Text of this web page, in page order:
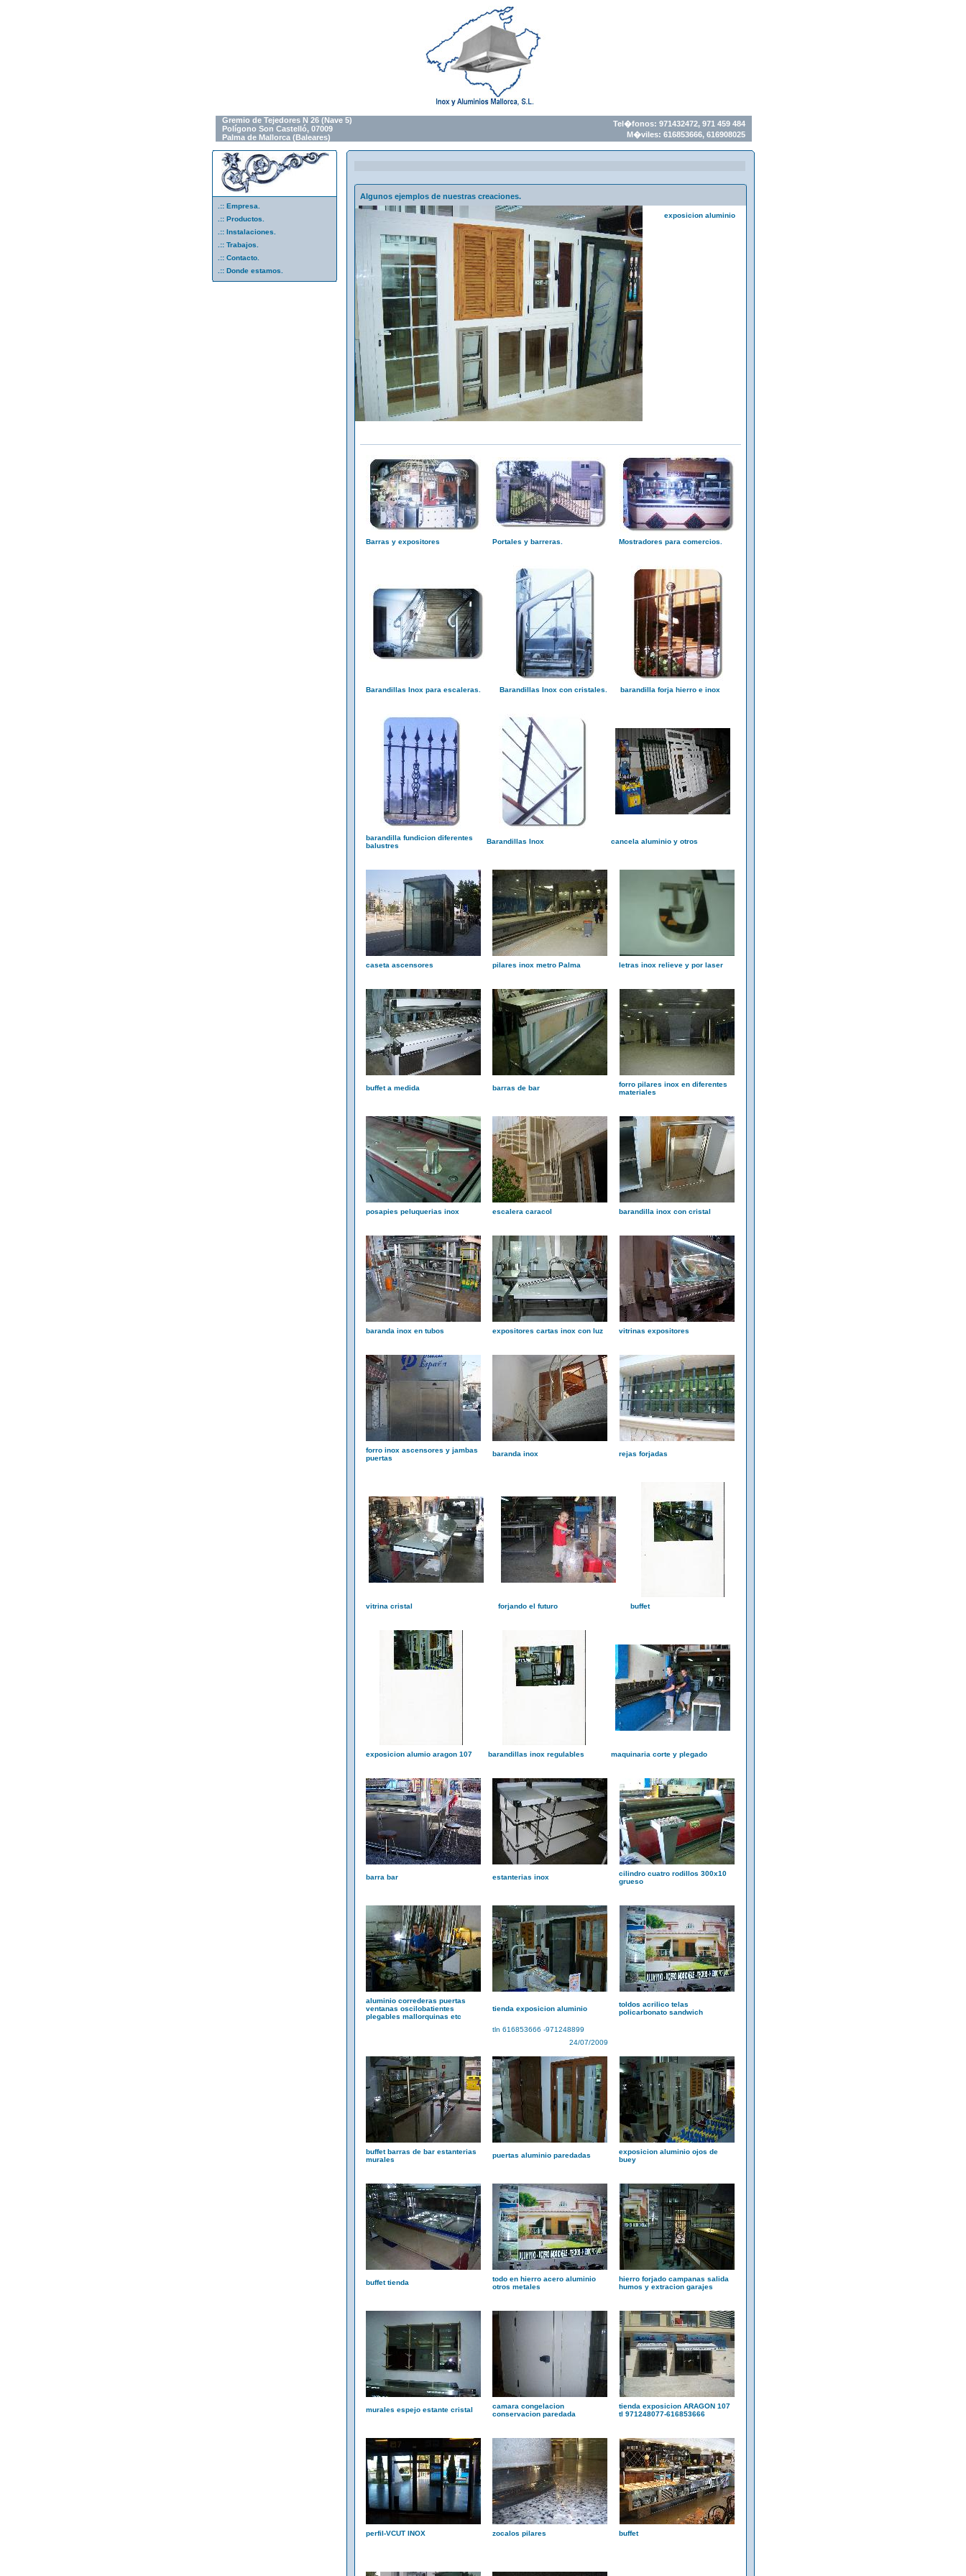
Gremio de Tejedores N 26 (Nave 5)
Polígono Son Castelló, 07009
Palma de Mallorca (Baleares)
Tel�fonos: 971432472, 971 459 484
M�viles: 616853666, 616908025
.::Empresa.
.::Productos.
.::Instalaciones.
.::Trabajos.
.::Contacto.
.::Donde estamos.
Algunos ejemplos de nuestras creaciones.
exposicion aluminio
Barras y expositores Portales y barreras. Mostradores para comercios.
Barandillas Inox para escaleras. Barandillas Inox con cristales. barandilla forja hierro e inox
barandilla fundicion diferentes
balustres
Barandillas Inox cancela aluminio y otros
caseta ascensores pilares inox metro Palma letras inox relieve y por laser
buffet a medida barras de bar
forro pilares inox en diferentes
materiales
posapies peluquerias inox escalera caracol barandilla inox con cristal
baranda inox en tubos expositores cartas inox con luz vitrinas expositores
forro inox ascensores y jambas
puertas
baranda inox rejas forjadas
vitrina cristal forjando el futuro buffet
exposicion alumio aragon 107 barandillas inox regulables maquinaria corte y plegado
barra bar estanterias inox
cilindro cuatro rodillos 300x10
grueso
aluminio correderas puertas
ventanas oscilobatientes
plegables mallorquinas etc
tienda exposicion aluminio
toldos acrilico telas
policarbonato sandwich
tln 616853666 -971248899
24/07/2009
buffet barras de bar estanterias
murales
puertas aluminio paredadas
exposicion aluminio ojos de
buey
buffet tienda
todo en hierro acero aluminio
otros metales
hierro forjado campanas salida
humos y extracion garajes
murales espejo estante cristal
camara congelacion
conservacion paredada
tienda exposicion ARAGON 107
tl 971248077-616853666
perfil-VCUT INOX zocalos pilares buffet